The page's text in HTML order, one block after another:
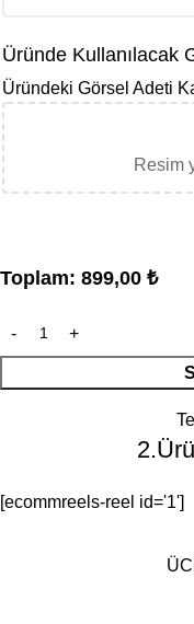
Üründe Kullanılacak
Üründeki Görsel Adeti
Resim
Toplam: 899,00 ₺
[ecommreels-reel id='1']